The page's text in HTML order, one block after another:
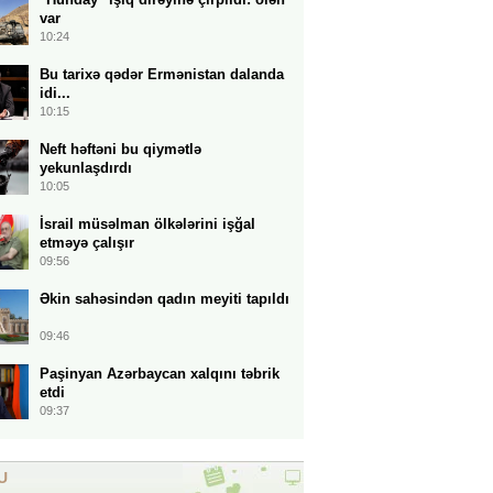
var
10:24
Bu tarixə qədər Ermənistan dalanda
idi...
10:15
Neft həftəni bu qiymətlə
yekunlaşdırdı
10:05
İsrail müsəlman ölkələrini işğal
etməyə çalışır
09:56
Əkin sahəsindən qadın meyiti tapıldı
09:46
Paşinyan Azərbaycan xalqını təbrik
etdi
09:37